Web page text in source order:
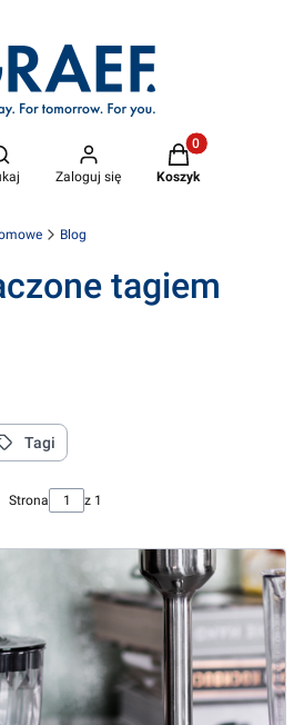
wyszukiwarkę
Zaloguj się
Produkty w
Koszyk
Blog
tagiem
Tagi
Strona z 1